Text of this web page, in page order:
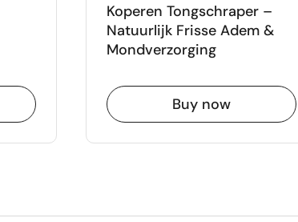
Koperen Tongschraper –
Natuurlijk Frisse Adem &
Mondverzorging
Buy now